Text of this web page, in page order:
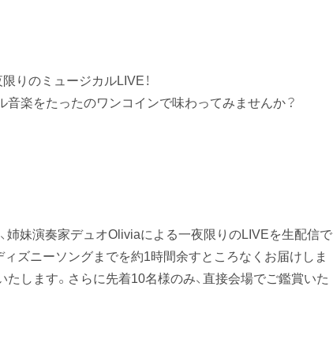
りのミュージカルLIVE！
楽をたったのワンコインで味わってみませんか？
姉妹演奏家デュオOliviaによる一夜限りのLIVEを生配信で
ズニーソングまでを約1時間余すところなくお届けしま
します。さらに先着10名様のみ、直接会場でご鑑賞いた